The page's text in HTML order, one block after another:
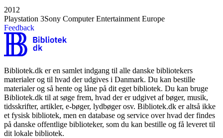
2012
Playstation 3Sony Computer Entertainment Europe
Feedback
Bibliotek.dk er en samlet indgang til alle danske bibliotekers
materialer og til hvad der udgives i Danmark. Du kan bestille
materialer og så hente og låne på dit eget bibliotek. Du kan bruge
Bibliotek.dk til at søge frem, hvad der er udgivet af bøger, musik,
tidsskrifter, artikler, e-bøger, lydbøger osv. Bibliotek.dk er altså ikke
et fysisk bibliotek, men en database og service over hvad der findes
på danske offentlige biblioteker, som du kan bestille og få leveret til
dit lokale bibliotek.